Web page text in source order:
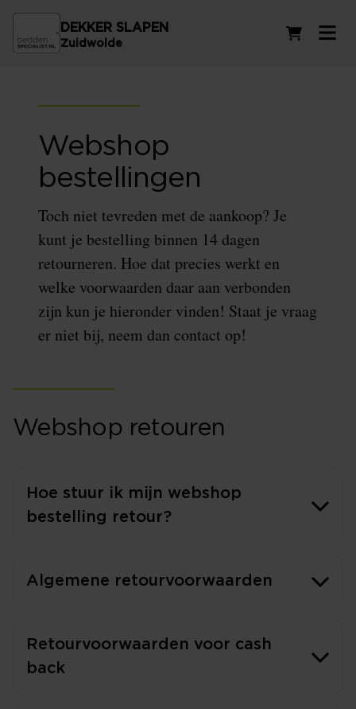
DEKKER SLAPEN
Zuidwolde
Webshop
bestellingen
Toch niet tevreden met de aankoop? Je
kunt je bestelling binnen 14 dagen
retourneren. Hoe dat precies werkt en
welke voorwaarden daar aan verbonden
zijn kun je hieronder vinden! Staat je vraag
er niet bij, neem dan contact op!
Webshop retouren
Hoe stuur ik mijn webshop
bestelling retour?
Algemene retourvoorwaarden
Retourvoorwaarden voor cash
back